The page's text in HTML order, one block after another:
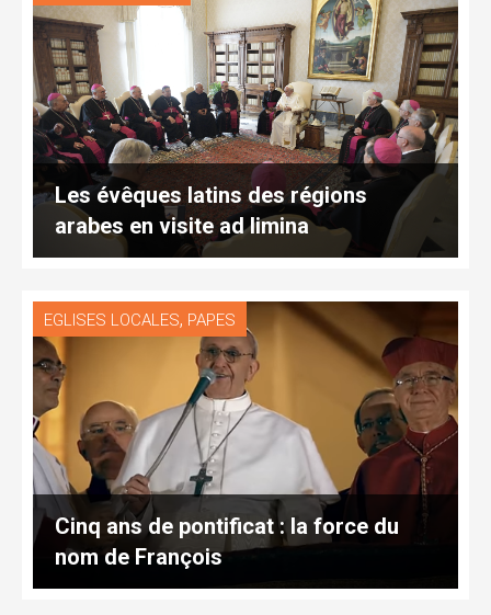
Les évêques latins des régions
arabes en visite ad limina
EGLISES LOCALES, PAPES
Cinq ans de pontificat : la force du
nom de François